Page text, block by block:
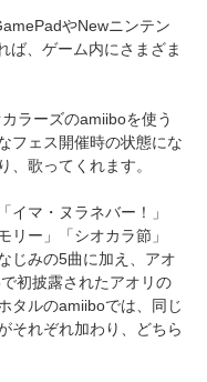
やNewニンテン
ば、ゲーム内にさまざま
ラーズのamiiboを使う
フェス開催時の状態にな
、歌ってくれます。
イマ・ヌラネバー！」
リー」「シオカラ節」
じみの5曲に加え、アオ
初披露されたアオリの
タルのamiiboでは、同じ
それぞれ加わり、どちら